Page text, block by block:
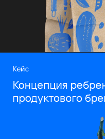
Кейс
Концепция
продуктового